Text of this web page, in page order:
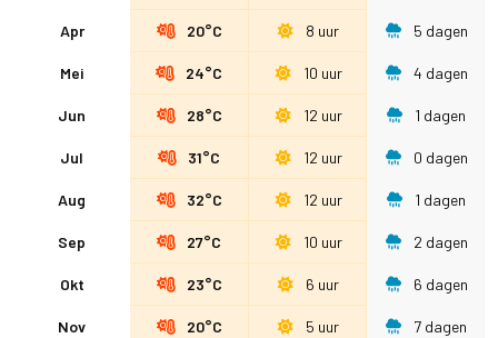
Apr 20°C 8 uur 5 dagen
Mei 24°C 10 uur 4 dagen
Jun 28°C 12 uur 1 dagen
Jul 31°C 12 uur 0 dagen
Aug 32°C 12 uur 1 dagen
Sep 27°C 10 uur 2 dagen
Okt 23°C 6 uur 6 dagen
Nov 20°C 5 uur 7 dagen